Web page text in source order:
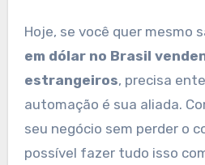
Hoje, se você quer mesmo
em dólar no Brasil
estrangeiros, precisa
automação é sua aliada.
seu negócio sem perder o
possível fazer tudo isso